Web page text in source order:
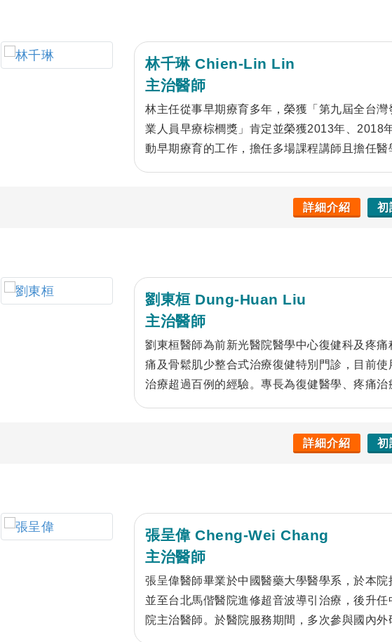
林千琳 Chien-Lin Lin
主治醫師
林主任從事早期療育多年，榮獲「第九屆全台灣
業人員早療棕櫚獎」肯定並榮獲2013年、2018
動早期療育的工作，擔任多場課程講師且擔任醫
詳細介紹 初
劉東桓 Dung-Huan Liu
主治醫師
劉東桓醫師為前新光醫院醫學中心復健科及疼痛
痛及骨鬆肌少整合式治療復健特別門診，目前
治療超過百例的經驗。專長為復健醫學、疼痛
介入性疼痛治療、增生療法、高濃度血小板
詳細介紹 初
張呈偉 Cheng-Wei Chang
主治醫師
張呈偉醫師畢業於中國醫藥大學醫學系，於本院
並至台北馬偕醫院進修超音波導引治療，後升
院主治醫師。於醫院服務期間，多次參與國內外